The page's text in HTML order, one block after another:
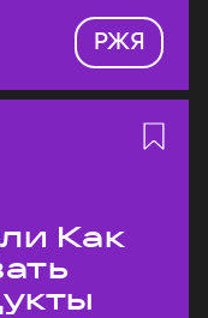
РЖЯ
Как